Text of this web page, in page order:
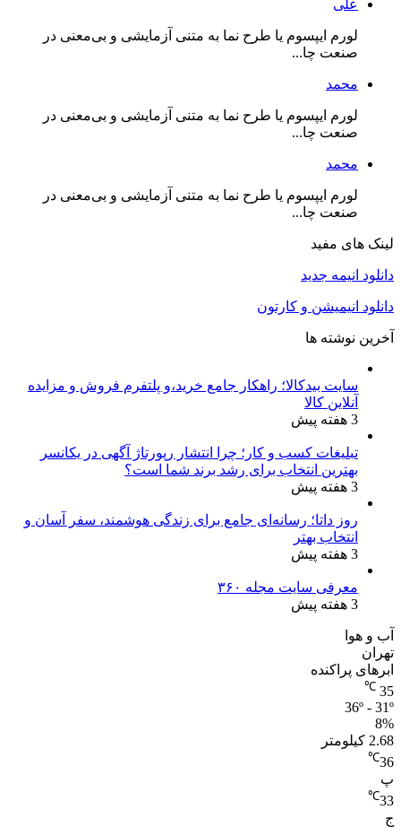
علی
لورم ایپسوم یا طرح‌ نما به متنی آزمایشی و بی‌معنی در
صنعت چا...
محمد
لورم ایپسوم یا طرح‌ نما به متنی آزمایشی و بی‌معنی در
صنعت چا...
محمد
لورم ایپسوم یا طرح‌ نما به متنی آزمایشی و بی‌معنی در
صنعت چا...
لینک های مفید
دانلود انیمه جدید
دانلود انیمیشن و کارتون
آخرین نوشته ها
سایت بیدکالا؛ راهکار جامع خرید،و پلتفرم فروش و مزایده
آنلاین کالا
3 هفته پیش
تبلیغات کسب و کار؛ چرا انتشار رپورتاژ آگهی در یکانسر
بهترین انتخاب برای رشد برند شما است؟
3 هفته پیش
روز داتا؛ رسانه‌ای جامع برای زندگی هوشمند، سفر آسان و
انتخاب بهتر
3 هفته پیش
معرفی سایت مجله ۳۶۰
3 هفته پیش
آب و هوا
تهران
ابرهای پراکنده
35
℃
36º - 31º
8%
2.68 کیلومتر
36
℃
پ
33
℃
ج